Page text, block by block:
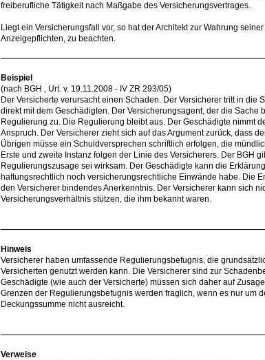
freiberufliche Tätigkeit nach Maßgabe des Versicherungsvertrages.
Liegt ein Versicherungsfall vor, so hat der Architekt zur Wahrung
Anzeigepflichten, zu beachten.
Beispiel
(nach BGH , Urt. v. 19.11.2008 - IV ZR 293/05)
Der Versicherte verursacht einen Schaden. Der Versicherer tritt in
direkt mit dem Geschädigten. Der Versicherungsagent, der die Sache
Regulierung zu. Die Regulierung bleibt aus. Der Geschädigte nimmt
Anspruch. Der Versicherer zieht sich auf das Argument zurück, dass
Übrigen müsse ein Schuldversprechen schriftlich erfolgen, die
Erste und zweite Instanz folgen der Linie des Versicherers. Der BGH
Regulierungszusage sei wirksam. Der Geschädigte kann die
haftungsrechtlich noch versicherungsrechtliche Einwände habe. Die
den Versicherer bindendes Anerkenntnis. Der Versicherer kann sich
Versicherungsverhältnis stützen, die ihm bekannt waren.
Hinweis
Versicherer haben umfassende Regulierungsbefugnis, die
Versicherten genutzt werden kann. Die Versicherer sind zur
Geschädigte (wie auch der Versicherte) müssen sich daher auf
Grenzen der Regulierungsbefugnis werden fraglich, wenn es nur um
Deckungssumme nicht ausreicht.
Verweise